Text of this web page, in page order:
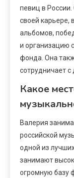
певиц в
своей карьере,
альбомов,
и организацию
фонда. Она
сотрудничает с
Какое
Валерия
российской
одной из
занимают
огромную базу